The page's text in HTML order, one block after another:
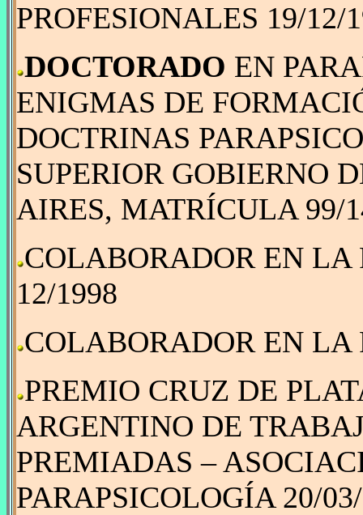
PROFESIONALES 19/12/
DOCTORADO EN
ENIGMAS DE
DOCTRINAS
SUPERIOR GOBIERNO
AIRES, MATRÍCULA 99/
COLABORADOR EN
12/1998
COLABORADOR EN
PREMIO CRUZ DE
ARGENTINO DE
PREMIADAS –
PARAPSICOLOGÍA 20/